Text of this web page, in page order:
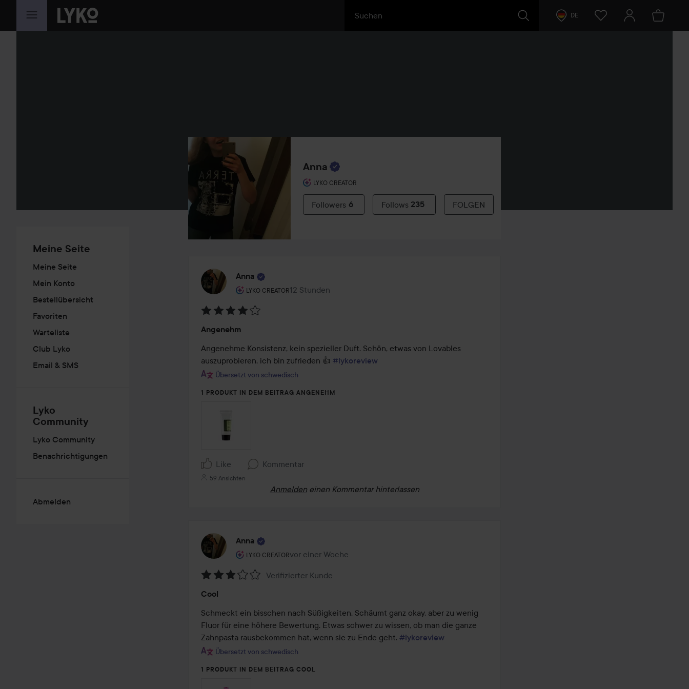
WEITER ZU INHALT DE
Meine Seite
Meine Seite
Mein Konto
Bestellübersicht
Favoriten
Warteliste
Club Lyko
Email & SMS
Lyko
Community
Lyko Community
Benachrichtigungen
Abmelden
Anna
LYKO CREATOR
Followers 6 Follows 235 FOLGEN
Anna
LYKO CREATOR
Rolle des Benutzers: Lyko Creator.
12 Stunden
Der Beitrag wurde 12 Stunden erstellt
4
von
5
Angenehm
Angenehme Konsistenz, kein spezieller Duft. Schön, etwas von Lovables
auszuprobieren, ich bin zufrieden 👍 #lykoreview
Übersetzt von schwedisch
1 PRODUKT IN DEM BEITRAG ANGENEHM
Like Kommentar
59 Ansichten
Anmelden einen Kommentar hinterlassen
Anna
LYKO CREATOR
Rolle des Benutzers: Lyko Creator.
vor einer Woche
Der Beitrag wurde vor einer Woche erstellt
3
von
5
Verifizierter Kunde
Cool
Schmeckt ein bisschen nach Süßigkeiten. Schäumt ganz okay, aber zu wenig
Fluor für eine höhere Bewertung. Etwas schwer zu wissen, ob man die ganze
Zahnpasta rausbekommen hat, wenn sie zu Ende geht. #lykoreview
Übersetzt von schwedisch
1 PRODUKT IN DEM BEITRAG COOL